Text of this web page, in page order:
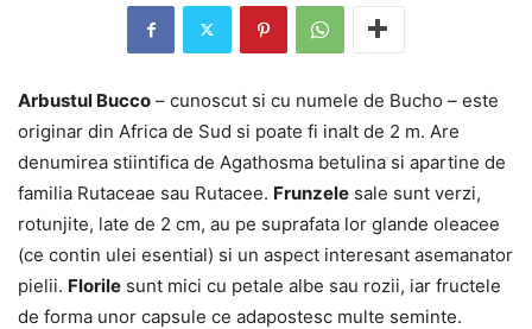
Arbustul Bucco – cunoscut si cu numele de Bucho – este
originar din Africa de Sud si poate fi inalt de 2 m. Are
denumirea stiintifica de Agathosma betulina si apartine de
familia Rutaceae sau Rutacee. Frunzele sale sunt verzi,
rotunjite, late de 2 cm, au pe suprafata lor glande oleacee
(ce contin ulei esential) si un aspect interesant asemanator
pielii. Florile sunt mici cu petale albe sau rozii, iar fructele
de forma unor capsule ce adapostesc multe seminte.